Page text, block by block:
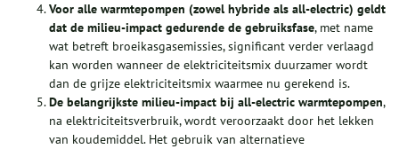
Voor alle warmtepompen (zowel hybride als all-electric) geldt
dat de milieu-impact gedurende de gebruiksfase, met name
wat betreft broeikasgasemissies, significant verder verlaagd
kan worden wanneer de elektriciteitsmix duurzamer wordt
dan de grijze elektriciteitsmix waarmee nu gerekend is.
De belangrijkste milieu-impact bij all-electric warmtepompen,
na elektriciteitsverbruik, wordt veroorzaakt door het lekken
van koudemiddel. Het gebruik van alternatieve